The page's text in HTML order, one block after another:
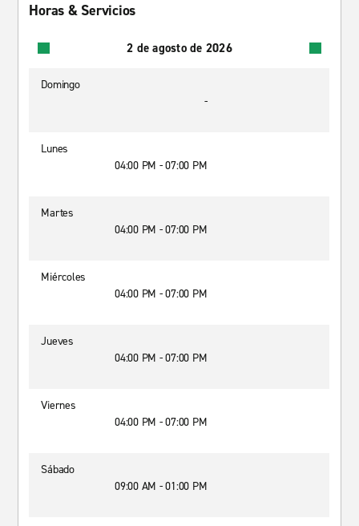
Horas & Servicios
2 de agosto de 2026
Domingo
-
Lunes
04:00 PM - 07:00 PM
Martes
04:00 PM - 07:00 PM
Miércoles
04:00 PM - 07:00 PM
Jueves
04:00 PM - 07:00 PM
Viernes
04:00 PM - 07:00 PM
Sábado
09:00 AM - 01:00 PM